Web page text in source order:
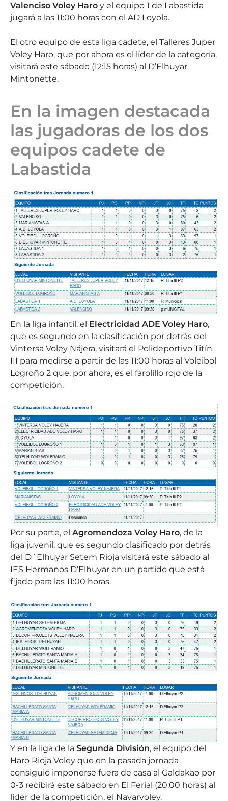
Valenciso Voley Haro y el equipo 1 de Labastida
jugará a las 11:00 horas con el AD Loyola.
El otro equipo de esta liga cadete, el Talleres Juper
Voley Haro, que por ahora es el líder de la categoría,
visitará este sábado (12:15 horas) al D’Elhuyar
Mintonette.
En la imagen destacada
las jugadoras de los dos
equipos cadete de
Labastida
En la liga infantil, el Electricidad ADE Voley Haro,
que es segundo en la clasificación por detrás del
Vintersa Voley Nájera, visitará el Polideportivo Titín
III para medirse a partir de las 11:00 horas al Voleibol
Logroño 2 que, por ahora, es el farolillo rojo de la
competición.
Por su parte, el Agromendoza Voley Haro, de la
liga juvenil, que es segundo clasificado por detrás
del D´Elhuyar Setem Rioja visitará este sábado al
IES Hermanos D’Elhuyar en un partido que está
fijado para las 11:00 horas.
Y en la liga de la Segunda División, el equipo del
Haro Rioja Voley que en la pasada jornada
consiguió imponerse fuera de casa al Galdakao por
0-3 recibirá este sábado en El Ferial (20:00 horas) al
líder de la competición, el Navarvoley.